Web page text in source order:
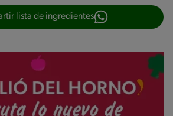
lista de ingredientes